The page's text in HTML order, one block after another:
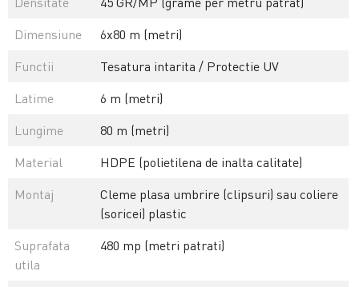
Dimensiune
6x80 m (metri)
Functii
Tesatura intarita / Protectie UV
Latime
6 m (metri)
Lungime
80 m (metri)
Material
HDPE (polietilena de inalta calitate)
Montaj
Cleme plasa umbrire (clipsuri) sau coliere
(soricei) plastic
Suprafata
utila
480 mp (metri patrati)